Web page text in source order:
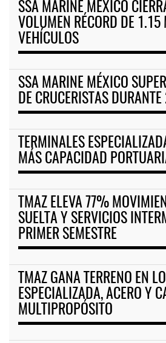
SSA MARINE MÉXICO
VOLUMEN RÉCORD DE 1.15
VEHÍCULOS
SSA MARINE MÉXICO
DE CRUCERISTAS
TERMINALES
MÁS CAPACIDAD
TMAZ ELEVA 77%
SUELTA Y SERVICIOS
PRIMER SEMESTRE
TMAZ GANA TERRENO EN
ESPECIALIZADA, ACERO Y
MULTIPROPÓSITO